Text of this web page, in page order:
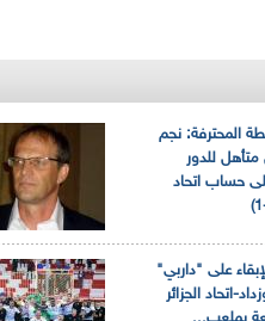
المحترفة: نجم
للدور
حساب اتحاد
على "داربي"
اتحاد الجزائر